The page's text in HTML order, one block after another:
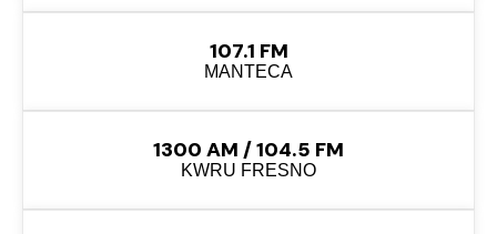
107.1 FM
MANTECA
1300 AM / 104.5 FM
KWRU FRESNO